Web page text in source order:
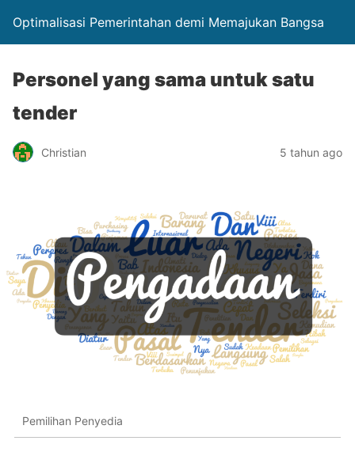
Optimalisasi Pemerintahan demi Memajukan Bangsa
Personel yang sama untuk satu
tender
Christian 5 tahun ago
Pemilihan Penyedia